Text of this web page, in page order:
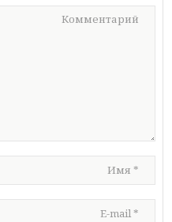
Комментарий
Имя*
E-mail*